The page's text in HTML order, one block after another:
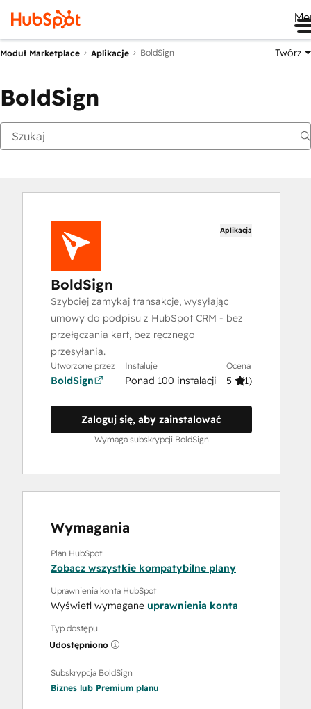
Moduł Marketplace Aplikacje BoldSign Twórz
BoldSign
Aplikacja
BoldSign
Szybciej zamykaj transakcje, wysyłając
umowy do podpisu z HubSpot CRM - bez
przełączania kart, bez ręcznego
przesyłania.
Utworzone przez
BoldSign
Instaluje
Ponad 100 instalacji
Ocena
5 (1)
Zaloguj się, aby zainstalować
Wymaga subskrypcji BoldSign
Wymagania
Plan HubSpot
Zobacz wszystkie kompatybilne plany
Uprawnienia konta HubSpot
Wyświetl wymagane uprawnienia konta
Typ dostępu
Udostępniono
Subskrypcja BoldSign
Biznes lub Premium planu